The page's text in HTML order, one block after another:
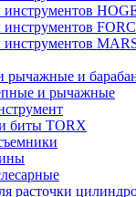
рычажные и
и рычажные
биты TORX
расточки